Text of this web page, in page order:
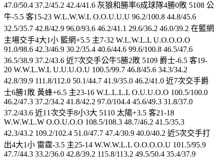
47.0/50.4 37.2/45.2 42.4/41.6 灰狼和勝率6成球隊4勝0敗 5108 公
牛-5.5 客15-23 W.L.W.W.L O.O.U.U.U 96.2/100.8 44.8/45.6
32.5/35.7 42.8/42.9 96.0/93.6 46.2/41.1 29.6/36.2 46.0/39.2 在籃網
主場交手4大1小 籃網+5.5 主7-32 W.L.W.L.L U.O.O.O.O
91.0/98.6 42.3/46.9 30.2/35.4 40.6/44.6 99.6/100.8 46.5/47.6
36.5/38.9 37.2/43.6 近7次交手公牛5勝2敗 5109 爵士-6.5 客19-
20 W.W.L.W.L U.U.U.O.U 100.5/99.7 46.8/45.6 34.3/34.2
42.8/39.9 111.8/112.0 50.1/44.7 41.9/35.0 46.2/41.0 近7次交手爵
士6勝1敗 黃蜂+6.5 主23-16 W.L.L.L.L O.U.U.O.O 100.5/100.0
46.2/47.3 37.2/34.2 41.8/42.2 97.0/104.4 45.6/49.3 31.8/37.0
37.2/43.6 近11次交手8小3大 5110 太陽+3.5 客21-18
W.W.W.L.W O.O.U.O.O 108.5/108.3 48.7/46.2 41.5/35.3
42.3/43.2 109.2/102.4 51.0/47.7 47.4/30.9 40.0/40.2 近5次交手打
出4大1小 雷霆-3.5 主25-14 W.W.W.L.L O.O.O.O.U 101.5/95.9
47.7/44.3 33.2/36.0 42.8/39.2 115.8/113.2 49.5/50.4 35.4/37.9